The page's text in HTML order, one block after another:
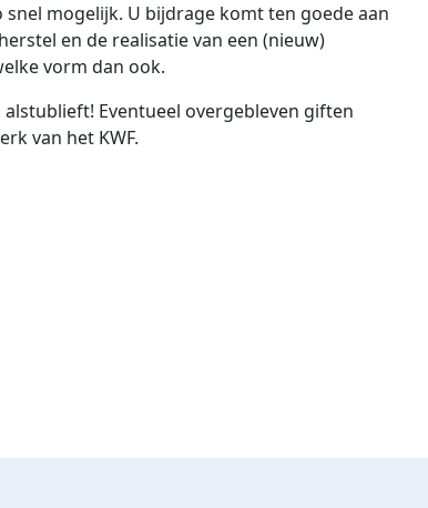
mogelijk. U bijdrage komt ten goede aan
en de realisatie van een (nieuw)
vorm dan ook.
Eventueel overgebleven giften
van het KWF.